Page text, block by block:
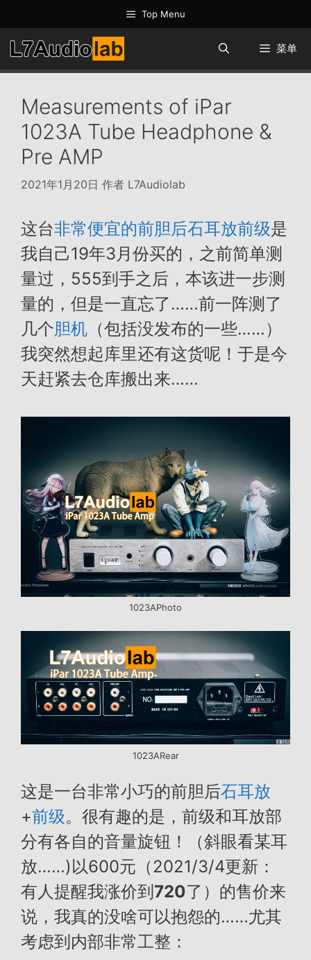
至
内
容
Top Menu
菜单
Measurements of iPar
1023A Tube Headphone &
Pre AMP
2021年1月20日 作者 L7Audiolab
这台非常便宜的前胆后石耳放前级是
我自己19年3月份买的，之前简单测
量过，555到手之后，本该进一步测
量的，但是一直忘了……前一阵测了
几个胆机 （包括没发布的一些……）
我突然想起库里还有这货呢！于是今
天赶紧去仓库搬出来……
1023APhoto
1023ARear
这是一台非常小巧的前胆后石耳放
+前级。很有趣的是，前级和耳放部
分有各自的音量旋钮！（斜眼看某耳
放……)以600元（2021/3/4更新：
有人提醒我涨价到 720了）的售价来
说，我真的没啥可以抱怨的……尤其
考虑到内部非常工整：